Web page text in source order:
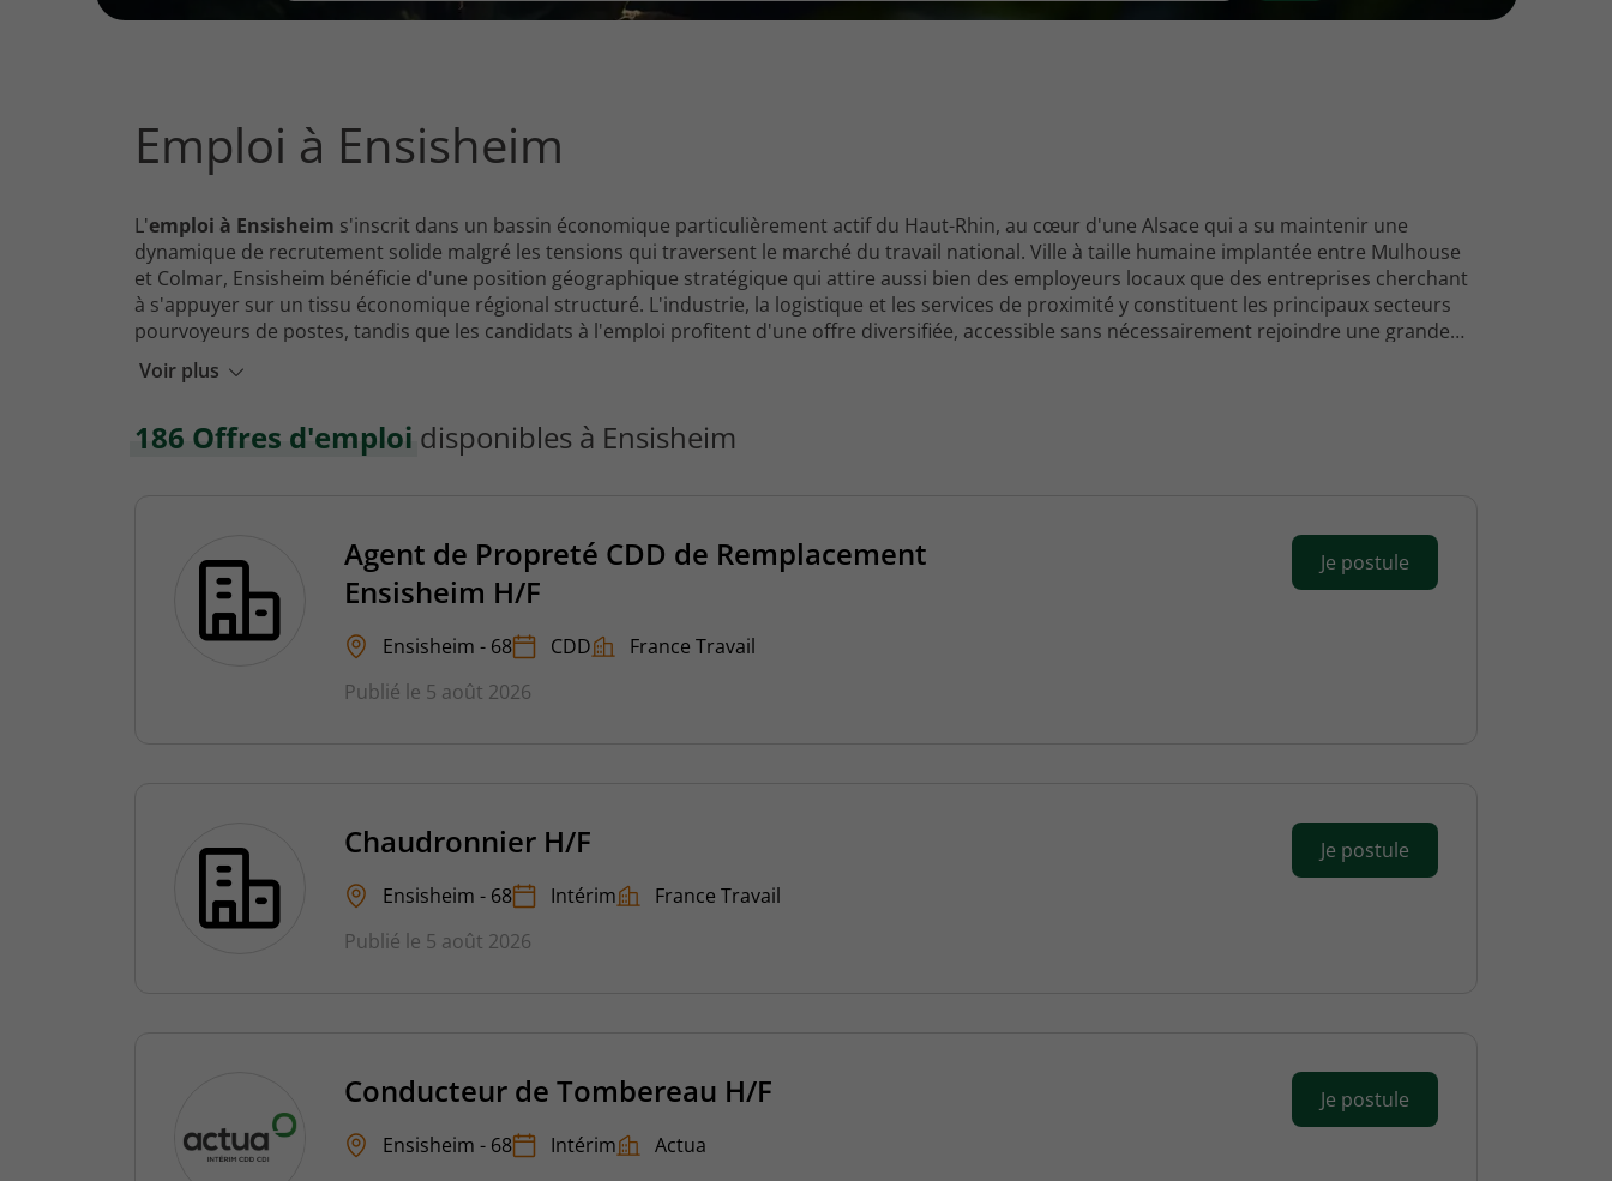
vous
ce
Emploi à Ensisheim
Voir plus
L'emploi à Ensisheim s'inscrit dans un bassin économique particulièrement actif du Haut-Rhin, au cœur d'une Alsace qui a su maintenir une
dynamique de recrutement solide malgré les tensions qui traversent le marché du travail national. Ville à taille humaine implantée entre Mulhouse
et Colmar, Ensisheim bénéficie d'une position géographique stratégique qui attire aussi bien des employeurs locaux que des entreprises cherchant
à s'appuyer sur un tissu économique régional structuré. L'industrie, la logistique et les services de proximité y constituent les principaux secteurs
pourvoyeurs de postes, tandis que les candidats à l'emploi profitent d'une offre diversifiée, accessible sans nécessairement rejoindre une grande
métropole.
La répartition des contrats proposés autour d'Ensisheim reflète des besoins variés : le
fluctuations de la production et aux commandes saisonnières. Ces dernières années, le tissu économique local a évolué sous l'effet de plusieurs
mutations : développement de nouvelles zones d'activité, montée en puissance des besoins en main-d'œuvre qualifiée et renouvellement
186 Offres d'emploi disponibles à Ensisheim
Agent de Propreté CDD de Remplacement
Ensisheim H/F
Ensisheim - 68 CDD
France Travail
Publié le 5 août 2026
Je postule
Chaudronnier H/F
Ensisheim - 68 Intérim
France Travail
Publié le 5 août 2026
Je postule
Conducteur de Tombereau H/F
Ensisheim - 68 Intérim
Actua
Je postule